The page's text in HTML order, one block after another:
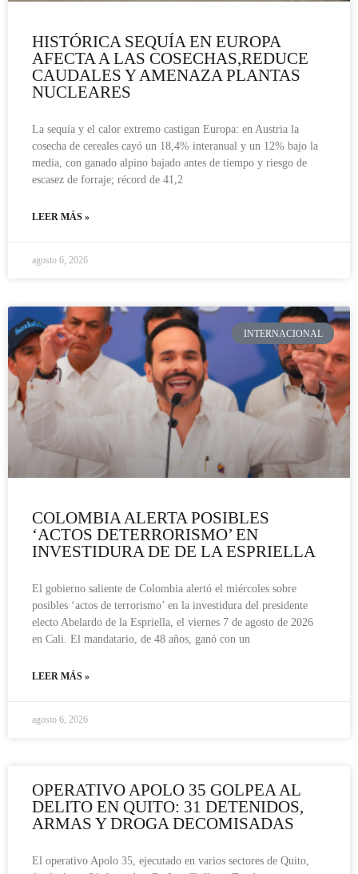
HISTÓRICA SEQUÍA EN EUROPA
AFECTA A LAS COSECHAS,REDUCE
CAUDALES Y AMENAZA PLANTAS
NUCLEARES
La sequía y el calor extremo castigan Europa: en Austria la
cosecha de cereales cayó un 18,4% interanual y un 12% bajo la
media, con ganado alpino bajado antes de tiempo y riesgo de
escasez de forraje; récord de 41,2
LEER MÁS »
agosto 6, 2026
INTERNACIONAL
COLOMBIA ALERTA POSIBLES
‘ACTOS DETERRORISMO’ EN
INVESTIDURA DE DE LA ESPRIELLA
El gobierno saliente de Colombia alertó el miércoles sobre
posibles ‘actos de terrorismo’ en la investidura del presidente
electo Abelardo de la Espriella, el viernes 7 de agosto de 2026
en Cali. El mandatario, de 48 años, ganó con un
LEER MÁS »
agosto 6, 2026
OPERATIVO APOLO 35 GOLPEA AL
DELITO EN QUITO: 31 DETENIDOS,
ARMAS Y DROGA DECOMISADAS
El operativo Apolo 35, ejecutado en varios sectores de Quito,